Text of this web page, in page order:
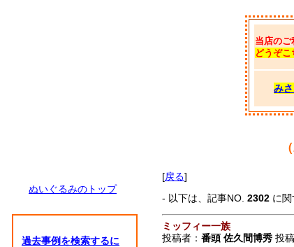
当店のご
どうぞ
み
ぬいぐるみのトップ
過去事例を検索するに
[戻る]
- 以下は、記事NO. 2302 に関
ミッフィー一族
投稿者： 番頭 佐久間博秀 投